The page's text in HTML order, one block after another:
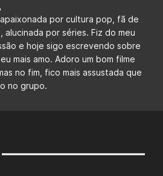
por cultura pop, fã de
alucinada por séries. Fiz do meu
e hoje sigo escrevendo sobre
mais amo. Adoro um bom filme
no fim, fico mais assustada que
no grupo.